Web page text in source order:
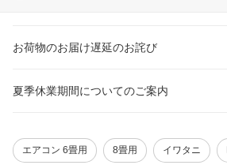
お荷物のお届け遅延のお詫び
夏季休業期間についてのご案内
エアコン 6畳用 8畳用 イワタニ